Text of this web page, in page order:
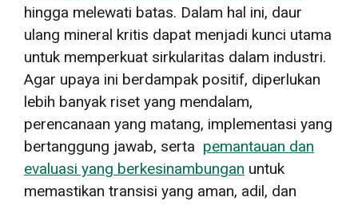
hingga melewati batas. Dalam hal ini, daur
ulang mineral kritis dapat menjadi kunci utama
untuk memperkuat sirkularitas dalam industri.
Agar upaya ini berdampak positif, diperlukan
lebih banyak riset yang mendalam,
perencanaan yang matang, implementasi yang
bertanggung jawab, serta pemantauan dan
evaluasi yang berkesinambungan untuk
memastikan transisi yang aman, adil, dan